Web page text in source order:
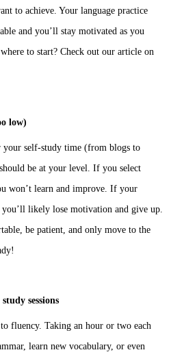
to achieve. Your language practice
and you’ll stay motivated as you
to start? Check out our article on
low)
your self-study time (from blogs to
be at your level. If you select
won’t learn and improve. If your
likely lose motivation and give up.
be patient, and only move to the
sessions
fluency. Taking an hour or two each
learn new vocabulary, or even